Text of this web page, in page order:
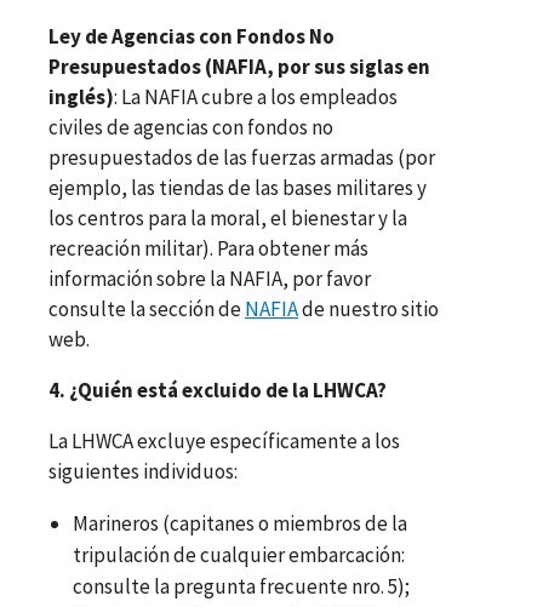
Ley de Agencias con Fondos No
Presupuestados (NAFIA, por sus siglas en
inglés): La NAFIA cubre a los empleados
civiles de agencias con fondos no
presupuestados de las fuerzas armadas (por
ejemplo, las tiendas de las bases militares y
los centros para la moral, el bienestar y la
recreación militar). Para obtener más
información sobre la NAFIA, por favor
consulte la sección deNAFIAde nuestro sitio
web.
4. ¿Quién está excluido de la LHWCA?
La LHWCA excluye específicamente a los
siguientes individuos:
Marineros (capitanes o miembros de la
tripulación de cualquier embarcación:
consulte la pregunta frecuente nro. 5);